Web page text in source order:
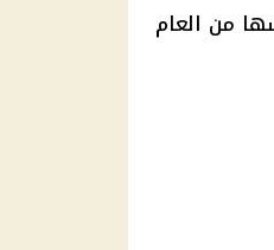
الفترة نفسها من العام